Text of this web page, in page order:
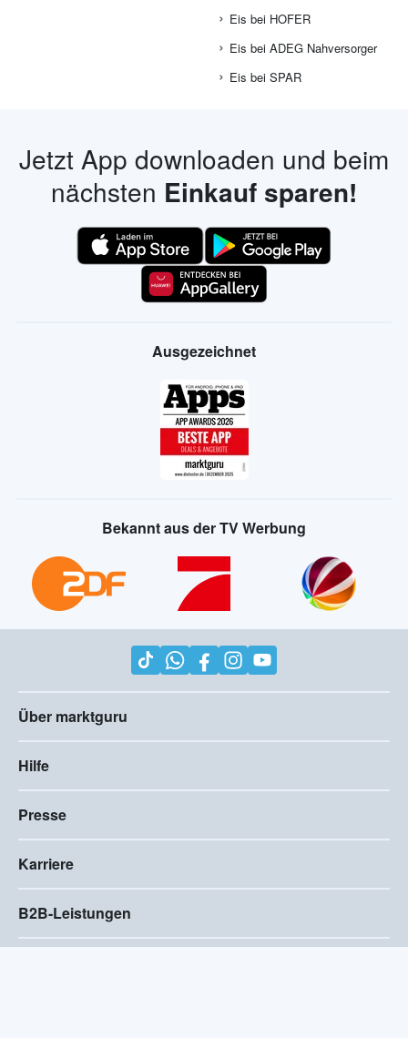
Eis bei HOFER
Eis bei ADEG Nahversorger
Eis bei SPAR
Jetzt App downloaden und beim
nächsten Einkauf sparen!
Ausgezeichnet
Bekannt aus der TV Werbung
Über marktguru
Hilfe
Presse
Karriere
B2B-Leistungen